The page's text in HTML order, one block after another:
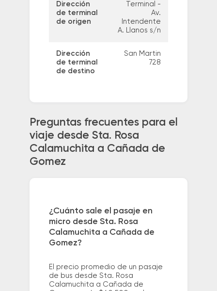
Dirección
de terminal
de origen
Terminal -
Av.
Intendente
A. Llanos s/n
Dirección
de terminal
de destino
San Martin
728
Preguntas frecuentes para el
viaje desde Sta. Rosa
Calamuchita a Cañada de
Gomez
¿Cuánto sale el pasaje en
micro desde Sta. Rosa
Calamuchita a Cañada de
Gomez?
El precio promedio de un pasaje
de bus desde Sta. Rosa
Calamuchita a Cañada de